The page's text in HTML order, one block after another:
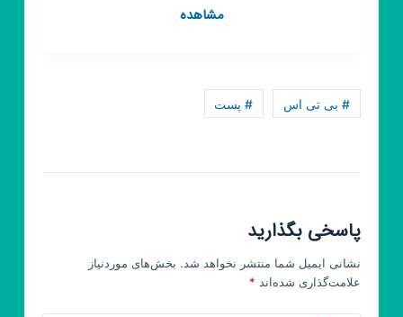
مشاهدهکانال
# بی تی اس # پست
پاسخی بگذارید
نشانی ایمیل شما منتشر نخواهد شد. بخش‌های موردنیاز
علامت‌گذاری شده‌اند *